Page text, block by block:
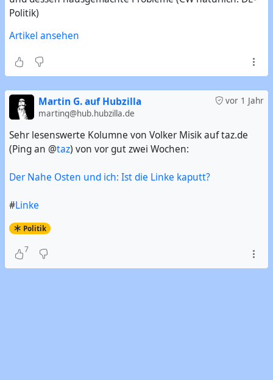
Politik)
Artikel ansehen
vor 1 Jahr
Martin G. auf Hubzilla
marting@hub.hubzilla.de
Sehr lesenswerte Kolumne von Volker Misik auf taz.de
(Ping an @taz) von vor gut zwei Wochen:
Der Nahe Osten und ich: Ist die Linke kaputt?
#Linke
Politik
7